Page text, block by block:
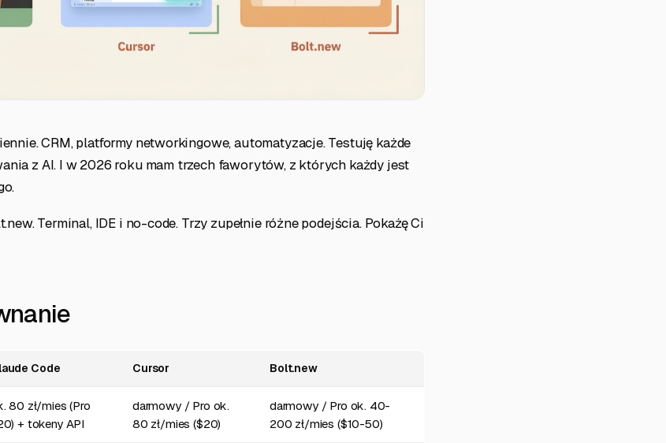
CRM, platformy networkingowe, automatyzacje. Testuję każde
z AI. I w 2026 roku mam trzech faworytów, z których każdy jest
Terminal, IDE i no-code. Trzy zupełnie różne podejścia. Pokażę Ci
Code Cursor Bolt.new
80 zł/mies (Pro
+ tokeny API
darmowy / Pro ok.
80 zł/mies ($20)
darmowy / Pro ok. 40-
200 zł/mies ($10-50)